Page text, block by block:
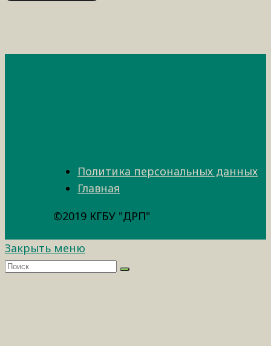
Политика персональных данных
Главная
©2019 КГБУ "ДРП"
Закрыть меню